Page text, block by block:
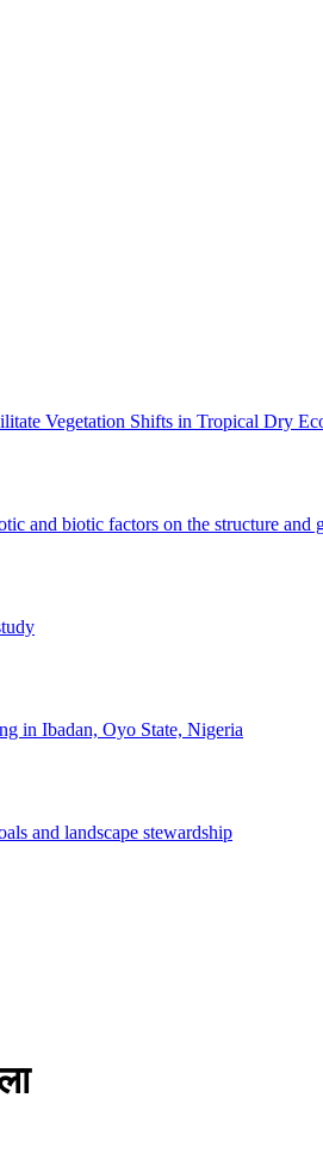
Vegetation Shifts in Tropical Dry
and biotic factors on the structure
in Ibadan, Oyo State, Nigeria
and landscape stewardship